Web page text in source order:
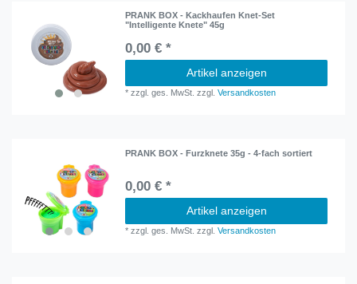
PRANK BOX - Kackhaufen Knet-Set
"Intelligente Knete" 45g
0,00 € *
Artikel anzeigen
*zzgl. ges. MwSt. zzgl.Versandkosten
PRANK BOX - Furzknete 35g - 4-fach sortiert
0,00 € *
Artikel anzeigen
*zzgl. ges. MwSt. zzgl.Versandkosten